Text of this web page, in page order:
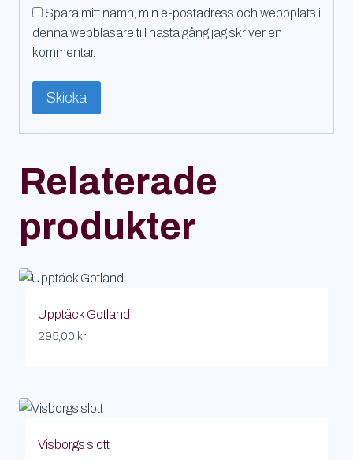
Spara mitt namn, min e-postadress och webbplats i
denna webbläsare till nästa gång jag skriver en
kommentar.
Relaterade
produkter
Upptäck Gotland
295,00 kr
Visborgs slott